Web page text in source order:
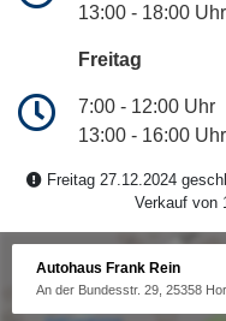
13:00 - 18:00 Uhr
Freitag
7:00 - 12:00 Uhr
13:00 - 16:00 Uhr
Freitag 27.12.2024
Verkauf von
Autohaus Frank Rein
An der Bundesstr. 29, 25358